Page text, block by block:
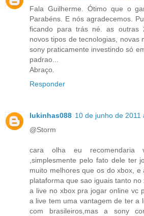
Fala Guilherme. Ótimo que o
Parabéns. E nós agradecemos.
ficando para trás né. as outras
novos tipos de tecnologias, novas
sony praticamente investindo só
padrao...
Abraço.
Responder
lukinhas088 10 de junho de 2011
@Storm
cara olha eu recomendaria
,simplesmente pelo fato dele ter
muito melhores que os do xbox,
plataforma que sao iguais tanto no
a live no xbox pra jogar online vc
a live tem uma vantagem de ter a
com brasileiros,mas a sony